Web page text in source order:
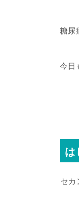
糖尿
今日
は
セカ